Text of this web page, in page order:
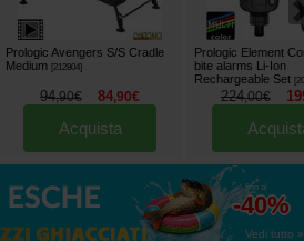
Prologic Avengers S/S Cradle
Medium
212804]
94,90€ 84,90€
Acquista
Prologic Element
bite alarms Li-Ion
Rechargeable Set
224,00€
fino al
-40%
Vedi tutto »